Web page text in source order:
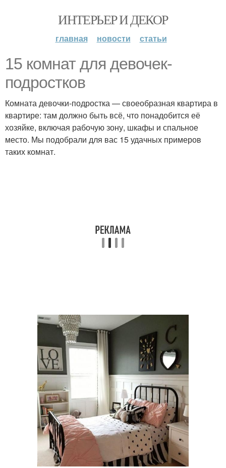
ИНТЕРЬЕР И ДЕКОР
главная новости статьи
15 комнат для девочек-
подростков
Комната девочки-подростка — своеобразная квартира в
квартире: там должно быть всё, что понадобится её
хозяйке, включая рабочую зону, шкафы и спальное
место. Мы подобрали для вас 15 удачных примеров
таких комнат.